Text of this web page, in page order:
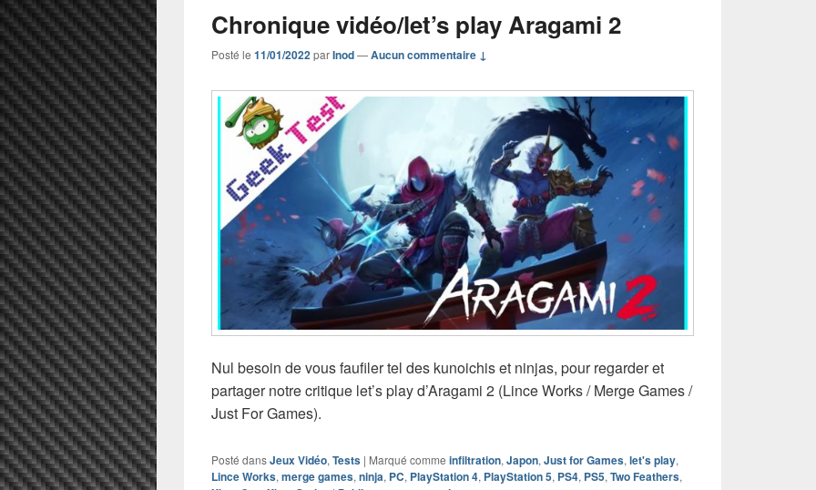
Chronique vidéo/let’s play Aragami 2
Posté le 11/01/2022 parInod—Aucun commentaire ↓
Nul besoin de vous faufiler tel des kunoichis et ninjas, pour regarder et
partager notre critique let’s play d’Aragami 2 (Lince Works / Merge Games /
Just For Games).
Posté dansJeux Vidéo, Tests | Marqué comme infiltration, Japon, Just for Games, let's play,
Lince Works, merge games, ninja, PC, PlayStation 4, PlayStation 5, PS4, PS5, Two Feathers,